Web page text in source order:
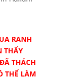
RANH
THẤY
THÁCH
THỂ LÀM